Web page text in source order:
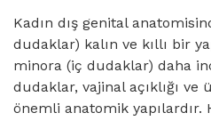
Kadın dış genital
dudaklar) kalın ve kıllı bir
minora (iç dudaklar) daha
dudaklar, vajinal açıklığı
önemli anatomik yapılardır.